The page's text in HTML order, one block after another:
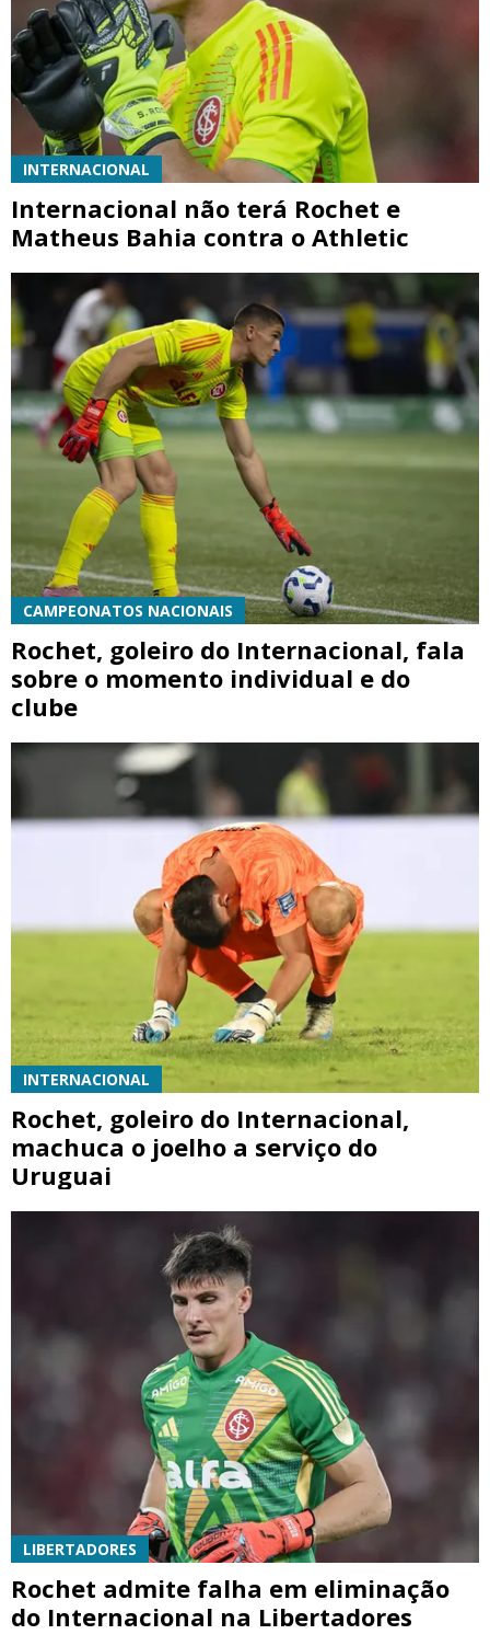
INTERNACIONAL
Internacional não terá Rochet e
Matheus Bahia contra o Athletic
CAMPEONATOS NACIONAIS
Rochet, goleiro do Internacional, fala
sobre o momento individual e do
clube
INTERNACIONAL
Rochet, goleiro do Internacional,
machuca o joelho a serviço do
Uruguai
LIBERTADORES
Rochet admite falha em eliminação
do Internacional na Libertadores